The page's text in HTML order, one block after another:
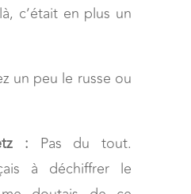
c’était en plus un
un peu le russe ou
: Pas du tout.
à déchiffrer le